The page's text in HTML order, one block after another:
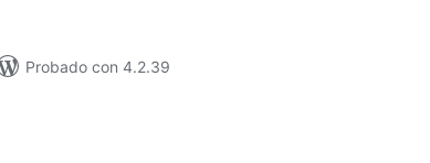
Probado con 4.2.39